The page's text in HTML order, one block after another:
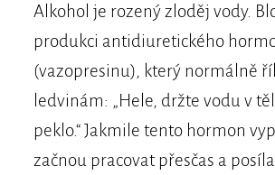
Alkohol je rozený zloděj vody.
produkci antidiuretického
(vazopresinu), který normálně
ledvinám: „Hele, držte vodu v
peklo.“ Jakmile tento hormon
začnou pracovat přesčas a